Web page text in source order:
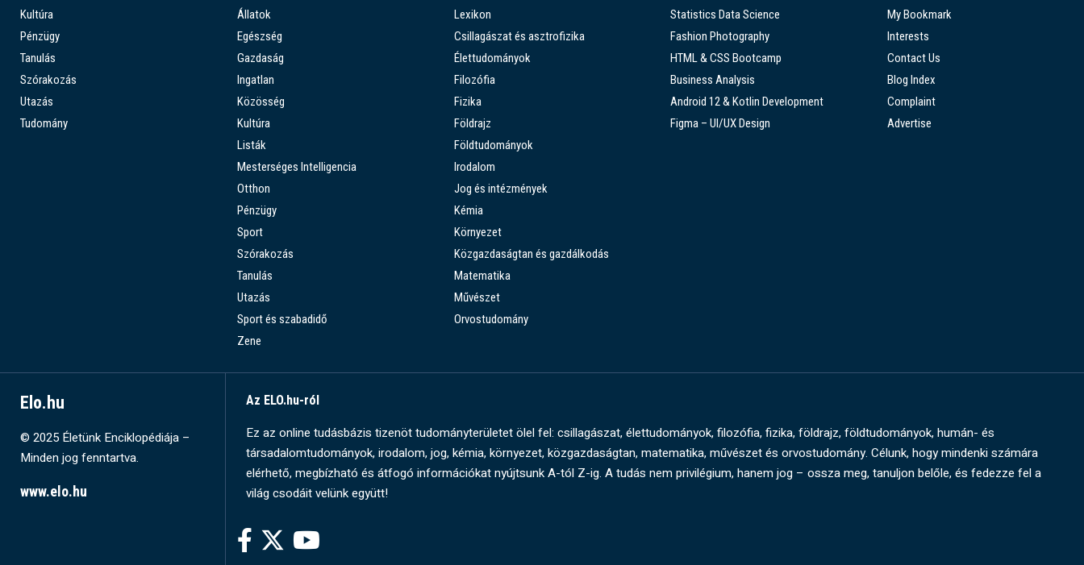
Kultúra
Pénzügy
Tanulás
Szórakozás
Utazás
Tudomány
Állatok
Egészség
Gazdaság
Ingatlan
Közösség
Kultúra
Listák
Mesterséges Intelligencia
Otthon
Pénzügy
Sport
Szórakozás
Tanulás
Utazás
Sport és szabadidő
Zene
Lexikon
Csillagászat és asztrofizika
Élettudományok
Filozófia
Fizika
Földrajz
Földtudományok
Irodalom
Jog és intézmények
Kémia
Környezet
Közgazdaságtan és gazdálkodás
Matematika
Művészet
Orvostudomány
Statistics Data Science
Fashion Photography
HTML & CSS Bootcamp
Business Analysis
Android 12 & Kotlin Development
Figma – UI/UX Design
My Bookmark
Interests
Contact Us
Blog Index
Complaint
Advertise
Elo.hu
© 2025 Életünk Enciklopédiája –
Minden jog fenntartva.
www.elo.hu
Az ELO.hu-ról
Ez az online tudásbázis tizenöt tudományterületet ölel fel: csillagászat, élettudományok, filozófia, fizika, földrajz, földtudományok, humán- és
társadalomtudományok, irodalom, jog, kémia, környezet, közgazdaságtan, matematika, művészet és orvostudomány. Célunk, hogy mindenki számára
elérhető, megbízható és átfogó információkat nyújtsunk A-tól Z-ig. A tudás nem privilégium, hanem jog – ossza meg, tanuljon belőle, és fedezze fel a
világ csodáit velünk együtt!